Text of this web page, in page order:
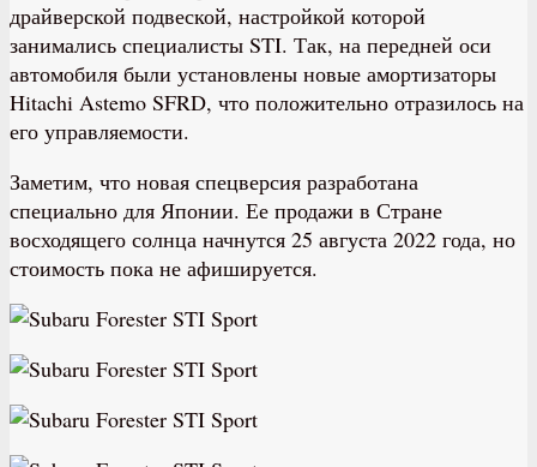
драйверской подвеской, настройкой которой
занимались специалисты STI. Так, на передней оси
автомобиля были установлены новые амортизаторы
Hitachi Astemo SFRD, что положительно отразилось на
его управляемости.
Заметим, что новая спецверсия разработана
специально для Японии. Ее продажи в Стране
восходящего солнца начнутся 25 августа 2022 года, но
стоимость пока не афишируется.